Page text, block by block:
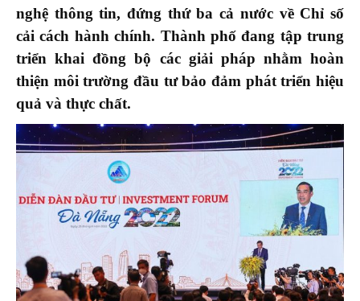
nghệ thông tin, đứng thứ ba cả nước về Chỉ số
cải cách hành chính. Thành phố đang tập trung
triển khai đồng bộ các giải pháp nhằm hoàn
thiện môi trường đầu tư bảo đảm phát triển hiệu
quả và thực chất.